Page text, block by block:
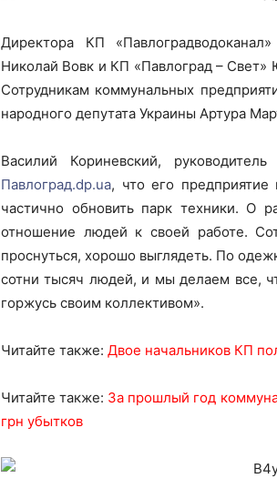
Директора КП
Николай Вовк и КП «Павлоград – Свет»
Сотрудникам коммунальных
народного депутата Украины Артура
Василий Кориневский,
Павлоград.dp.ua, что его
частично обновить парк техники. О
отношение людей к своей работе.
проснуться, хорошо выглядеть. По
сотни тысяч людей, и мы делаем все,
горжусь своим коллективом».
Читайте также: Двое начальников КП
Читайте также: За прошлый год
грн убытков